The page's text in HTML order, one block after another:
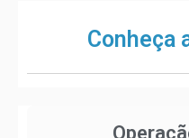
Conheça